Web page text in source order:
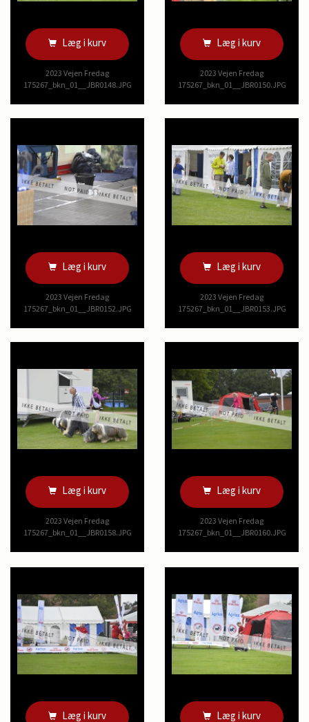
Læg i kurv
2023 Vejen Fredag
175267_bkn_01__JBR0148.JPG
Læg i kurv
2023 Vejen Fredag
175267_bkn_01__JBR0150.JPG
Læg i kurv
2023 Vejen Fredag
175267_bkn_01__JBR0152.JPG
Læg i kurv
2023 Vejen Fredag
175267_bkn_01__JBR0153.JPG
Læg i kurv
2023 Vejen Fredag
175267_bkn_01__JBR0158.JPG
Læg i kurv
2023 Vejen Fredag
175267_bkn_01__JBR0160.JPG
Læg i kurv Læg i kurv